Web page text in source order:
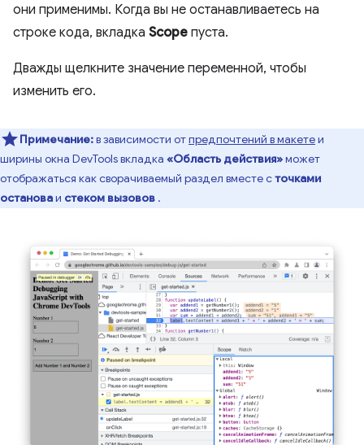
они применимы. Когда вы не останавливаетесь на
строке кода, вкладка Scope пуста.
Дважды щелкните значение переменной, чтобы
изменить его.
Примечание:в зависимости отпредпочтений в макетеи
ширины окна DevTools вкладка «Область действия»может
отображаться как сворачиваемый раздел вместе сточками
остановаи стеком вызовов .